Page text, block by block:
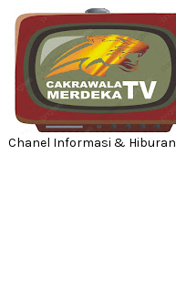
Chanel Informasi & Hiburan